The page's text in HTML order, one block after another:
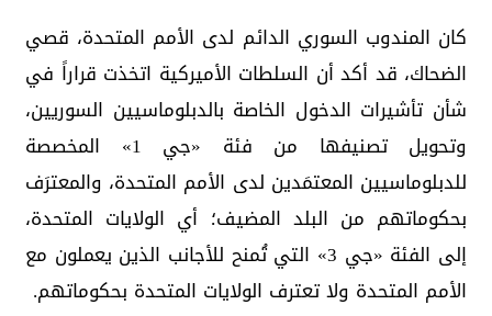
كان المندوب السوري الدائم لدى الأمم المتحدة، قصي
الضحاك، قد أكد أن السلطات الأميركية اتخذت قراراً في
شأن تأشيرات الدخول الخاصة بالدبلوماسيين السوريين،
وتحويل تصنيفها من فئة «جي 1» المخصصة
للدبلوماسيين المعتمَدين لدى الأمم المتحدة، والمعترَف
بحكوماتهم من البلد المضيف؛ أي الولايات المتحدة،
إلى الفئة «جي 3» التي تُمنح للأجانب الذين يعملون مع
الأمم المتحدة ولا تعترف الولايات المتحدة بحكوماتهم.